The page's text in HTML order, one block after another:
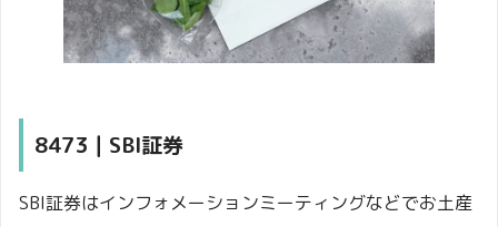
8473｜SBI証券
SBI証券はインフォメーションミーティングなどでお土産